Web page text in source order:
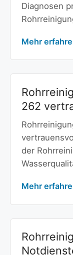
Diagnosen
Mehr
262
der
Mehr